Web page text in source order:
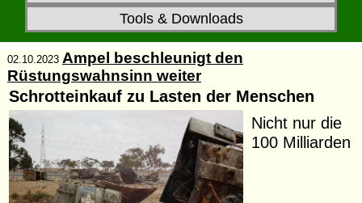
Tools & Downloads
02.10.2023 Ampel beschleunigt den
Rüstungswahnsinn weiter
Schrotteinkauf zu Lasten der Menschen
Nicht nur die
100 Milliarden